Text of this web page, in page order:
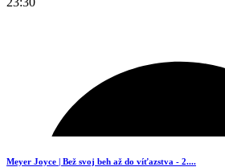
Meyer Joyce | Bež svoj beh až do víťazstva - 2....